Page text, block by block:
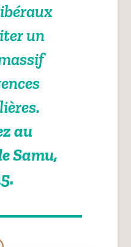
un
au
Samu,